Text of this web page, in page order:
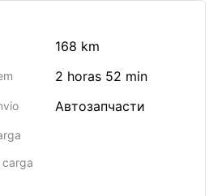
168 km
2 horas 52 min
Автозапчасти
carga